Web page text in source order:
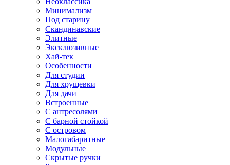
Минимализм
Под старину
Скандинавские
Элитные
Эксклюзивные
Хай-тек
Особенности
Для студии
Для хрущевки
Для дачи
Встроенные
С антресолями
С барной стойкой
С островом
Малогабаритные
Модульные
Скрытые ручки